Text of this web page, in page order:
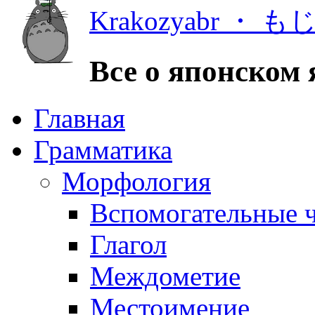
Krakozyabr ・ も
Все о японском
Главная
Грамматика
Морфология
Вспомогательные
Глагол
Междометие
Местоимение